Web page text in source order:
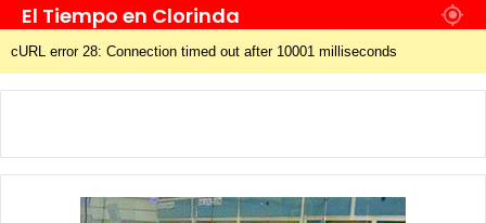
El Tiempo en Clorinda
cURL error 28: Connection timed out after 10001 milliseconds